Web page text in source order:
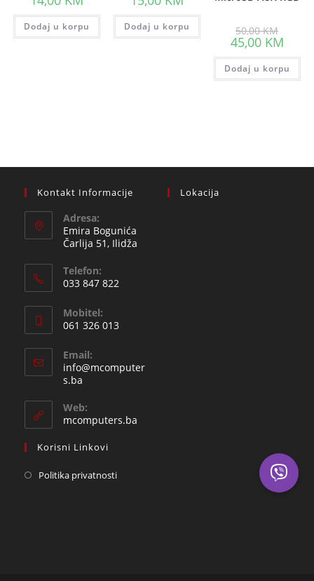
Dodaj u korpu Dodaj u korpu 50,00KMprice
was:
50,00
45,00 KMprice
is:
45,00
Dodaj u korpu
Kontakt Informacije
Adresa:
Emira Bogunića
Čarlija 51, Ilidža
Telefon:
033 847 822
in
your
application
Mobitel:
061 326 013
in
your
Email:
info@mcomputer
s.ba
your
application
Web:
mcomputers.ba
Korisni Linkovi
Politika privatnosti
Lokacija